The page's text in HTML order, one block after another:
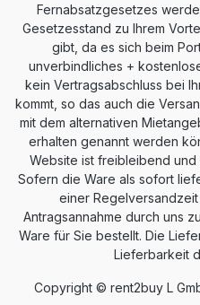
Fernabsatzgesetzes
Gesetzesstand zu Ihrem
gibt, da es sich beim
unverbindliches +
kein Vertragsabschluss bei
kommt, so das auch die
mit dem alternativen
erhalten genannt werden
Website ist freibleibend
Sofern die Ware als sofort
einer
Antragsannahme durch uns
Ware für Sie bestellt. Die
Lieferbarkeit
Copyright © rent2buy L